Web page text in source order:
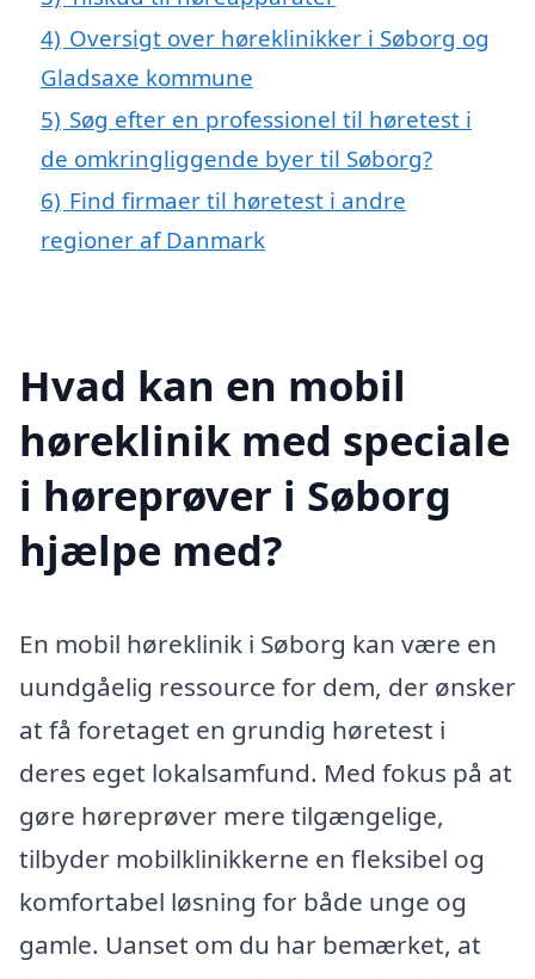
4) Oversigt over høreklinikker i Søborg og
Gladsaxe kommune
5) Søg efter en professionel til høretest i
de omkringliggende byer til Søborg?
6) Find firmaer til høretest i andre
regioner af Danmark
Hvad kan en mobil
høreklinik med speciale
i høreprøver i Søborg
hjælpe med?
En mobil høreklinik i Søborg kan være en
uundgåelig ressource for dem, der ønsker
at få foretaget en grundig høretest i
deres eget lokalsamfund. Med fokus på at
gøre høreprøver mere tilgængelige,
tilbyder mobilklinikkerne en fleksibel og
komfortabel løsning for både unge og
gamle. Uanset om du har bemærket, at